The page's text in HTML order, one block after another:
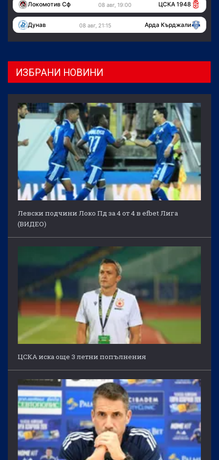
Локомотив Сф 08 авг, 19:00 ЦСКА 1948
Дунав 08 авг, 21:15 Арда Кърджали
ИЗБРАНИ НОВИНИ
Левски подчини Локо Пд за 4 от 4 в efbet Лига
(ВИДЕО)
ЦСКА иска още 3 летни попълнения